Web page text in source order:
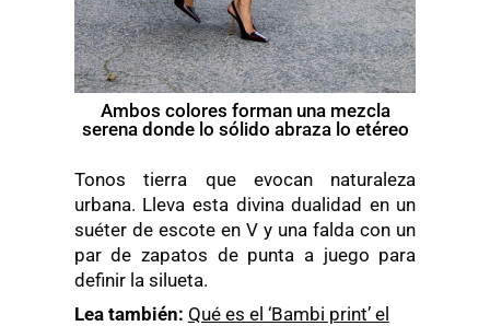
Ambos colores forman una mezcla
serena donde lo sólido abraza lo etéreo
Tonos tierra que evocan naturaleza
urbana. Lleva esta divina dualidad en un
suéter de escote en V y una falda con un
par de zapatos de punta a juego para
definir la silueta.
Lea también: Qué es el ‘Bambi print’ el